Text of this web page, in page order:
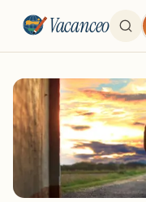
Vacanceo